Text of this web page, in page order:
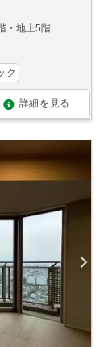
・地上5階
ク
詳細を見る